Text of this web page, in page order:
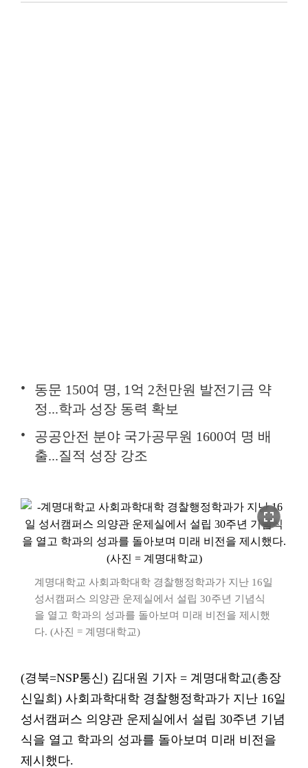
동문 150여 명, 1억 2천만원 발전기금 약
정...학과 성장 동력 확보
공공안전 분야 국가공무원 1600여 명 배
출...질적 성장 강조
fullscreen
계명대학교 사회과학대학 경찰행정학과가 지난 16일
성서캠퍼스 의양관 운제실에서 설립 30주년 기념식
을 열고 학과의 성과를 돌아보며 미래 비전을 제시했
다. (사진 = 계명대학교)
(경북=NSP통신) 김대원 기자 = 계명대학교(총장
신일희) 사회과학대학 경찰행정학과가 지난 16일
성서캠퍼스 의양관 운제실에서 설립 30주년 기념
식을 열고 학과의 성과를 돌아보며 미래 비전을
제시했다.